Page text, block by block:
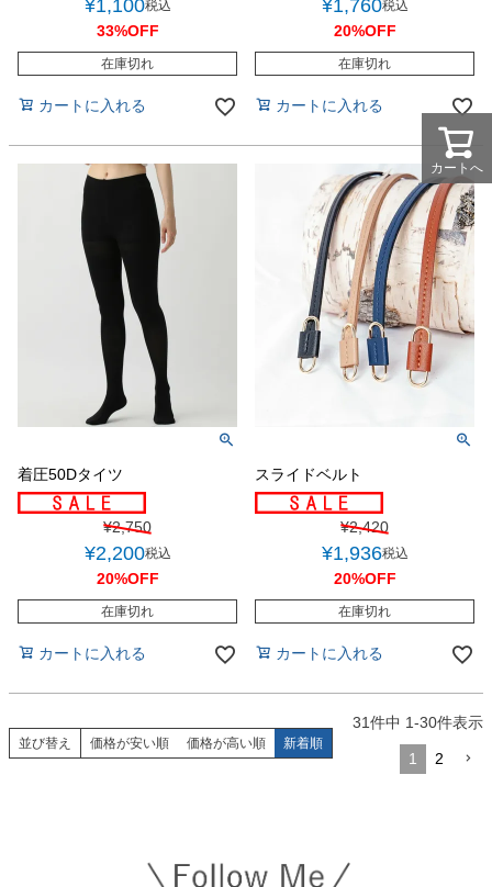
¥1,100税込
33%OFF
在庫切れ
カートに入れる
¥1,760税込
20%OFF
在庫切れ
カートに入れる
着圧50Dタイツ
¥2,750
¥2,200税込
20%OFF
在庫切れ
カートに入れる
スライドベルト
¥2,420
¥1,936税込
20%OFF
在庫切れ
カートに入れる
並び替え 価格が安い順 価格が高い順 新着順
31件中 1-30件表示
1 2
カートへ